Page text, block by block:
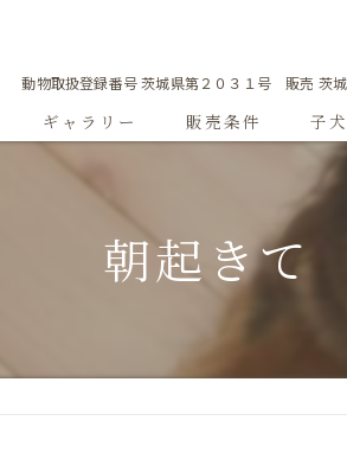
動物取扱登録番号 茨城県第２０３１号 販売
ギャラリー
Sweetgallery
成犬紹介
販売条件 子
朝起きて